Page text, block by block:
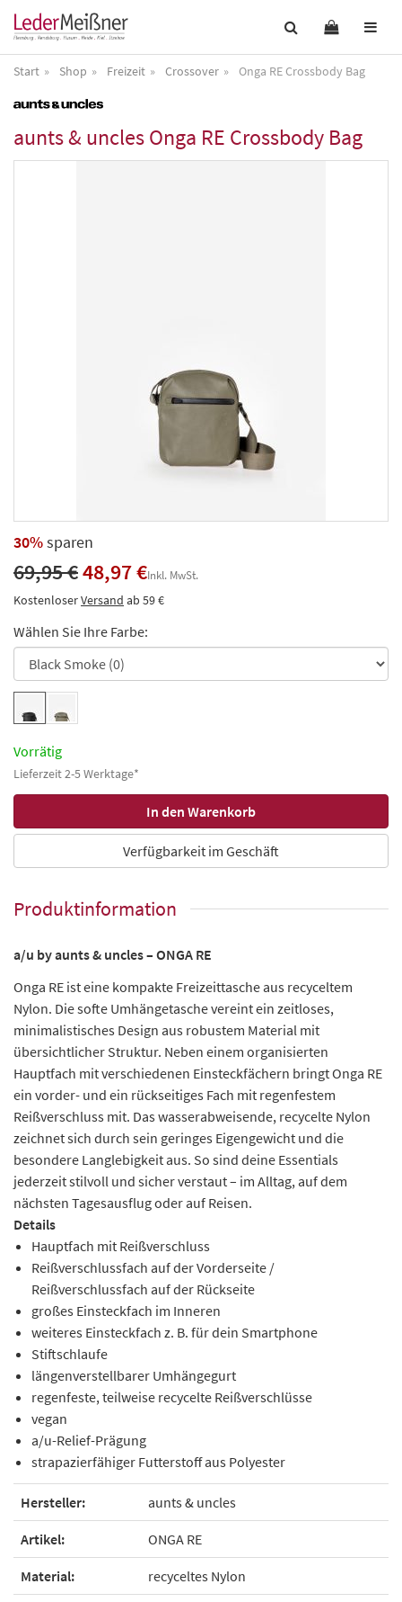
Start Shop Freizeit Crossover Onga RE Crossbody Bag
aunts & unclesOnga RE Crossbody Bag
30%sparen
69,95 €48,97 €Inkl. MwSt.
KostenloserVersand ab 59 €
Wählen Sie Ihre Farbe:
Vorrätig
Lieferzeit 2-5 Werktage*
Verfügbarkeit im Geschäft
Produktinformation
a/u by aunts & uncles – ONGA RE
Onga RE ist eine kompakte Freizeittasche aus recyceltem
Nylon. Die softe Umhängetasche vereint ein zeitloses,
minimalistisches Design aus robustem Material mit
übersichtlicher Struktur. Neben einem organisierten
Hauptfach mit verschiedenen Einsteckfächern bringt Onga RE
ein vorder- und ein rückseitiges Fach mit regenfestem
Reißverschluss mit. Das wasserabweisende, recycelte Nylon
zeichnet sich durch sein geringes Eigengewicht und die
besondere Langlebigkeit aus. So sind deine Essentials
jederzeit stilvoll und sicher verstaut – im Alltag, auf dem
nächsten Tagesausflug oder auf Reisen.
Details
Hauptfach mit Reißverschluss
Reißverschlussfach auf der Vorderseite /
Reißverschlussfach auf der Rückseite
großes Einsteckfach im Inneren
weiteres Einsteckfach z. B. für dein Smartphone
Stiftschlaufe
längenverstellbarer Umhängegurt
regenfeste, teilweise recycelte Reißverschlüsse
vegan
a/u-Relief-Prägung
strapazierfähiger Futterstoff aus Polyester
Hersteller: aunts & uncles
Artikel: ONGA RE
Material: recyceltes Nylon